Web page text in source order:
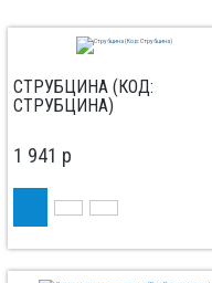
СТРУБЦИНА (КОД:
СТРУБЦИНА)
1 941 p